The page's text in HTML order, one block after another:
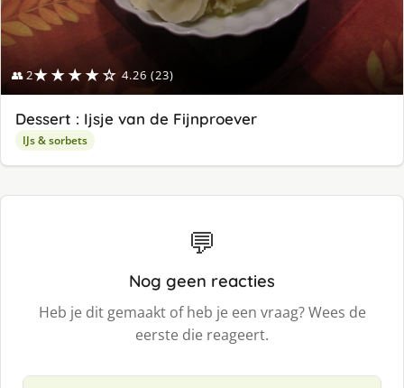
👥 2★★★★☆ 4.26 (23)
Dessert : Ijsje van de Fijnproever
IJs & sorbets
💬
Nog geen reacties
Heb je dit gemaakt of heb je een vraag? Wees de
eerste die reageert.